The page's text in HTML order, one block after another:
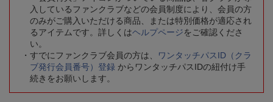
入しているファンクラブなどの会員制度により、会員の方
のみがご購入いただける商品、または特別価格が適応され
るアイテムです。詳しくはヘルプページをご確認くださ
い。
すでにファンクラブ会員の方は、
ワンタッチパスID（クラ
ブ発行会員番号）登録 からワンタッチパスIDの紐付け手
続きをお願いします。